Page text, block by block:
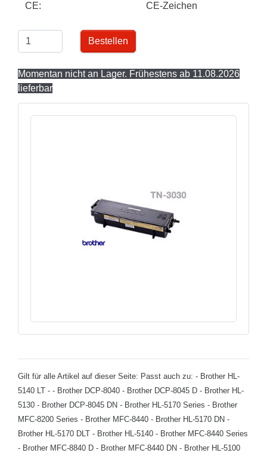
CE: CE-Zeichen
Bestellen
Momentan nicht an Lager. Frühestens ab 11.08.2026
lieferbar
Gilt für alle Artikel auf dieser Seite: Passt auch zu: - Brother HL-
5140 LT - - Brother DCP-8040 - Brother DCP-8045 D - Brother HL-
5130 - Brother DCP-8045 DN - Brother HL-5170 Series - Brother
MFC-8200 Series - Brother MFC-8440 - Brother HL-5170 DN -
Brother HL-5170 DLT - Brother HL-5140 - Brother MFC-8440 Series
- Brother MFC-8840 D - Brother MFC-8440 DN - Brother HL-5100